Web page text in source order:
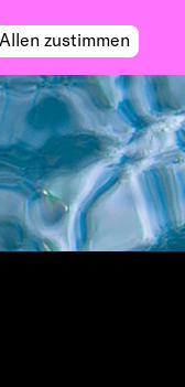
Allen zustimmen